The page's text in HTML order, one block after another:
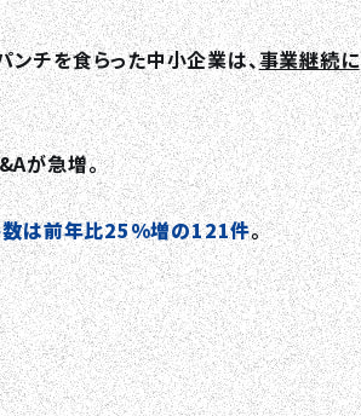
ンチを食らった中小企業は、事業継続に
が急増。
は前年比25%増の121件。